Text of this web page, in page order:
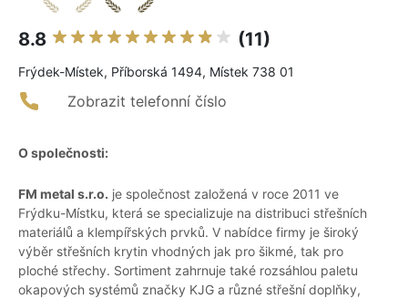
8.8 (11)
Frýdek-Místek, Příborská 1494, Místek 738 01
Zobrazit telefonní číslo
O společnosti:
FM metal s.r.o. je společnost založená v roce 2011 ve
Frýdku-Místku, která se specializuje na distribuci střešních
materiálů a klempířských prvků. V nabídce firmy je široký
výběr střešních krytin vhodných jak pro šikmé, tak pro
ploché střechy. Sortiment zahrnuje také rozsáhlou paletu
okapových systémů značky KJG a různé střešní doplňky,